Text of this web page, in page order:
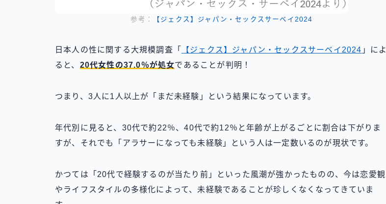
参考： 【ジェクス】ジャパン・セックスサーベイ2024
日本人の性に関する大規模調査「 【ジェクス】ジャパン・セックスサーベイ2024 」によ
ると、 20代女性の37.0％が処女であることが判明！
つまり、3人に1人以上が「まだ未経験」という結果になっています。
年代別に見ると、30代で約22％、40代で約12％と年齢が上がるごとに割合は下がりま
すが、それでも「アラサーになっても未経験」という人は一定数いるのが現状です。
かつては「20代で経験するのが当たり前」といった風潮が強かったものの、今は恋愛観
やライフスタイルの多様化によって、未経験であることが珍しくなくなってきていま